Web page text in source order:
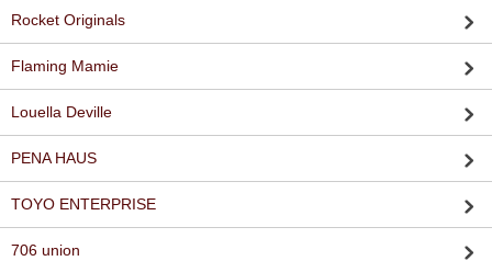
Rocket Originals
Flaming Mamie
Louella Deville
PENA HAUS
TOYO ENTERPRISE
706 union